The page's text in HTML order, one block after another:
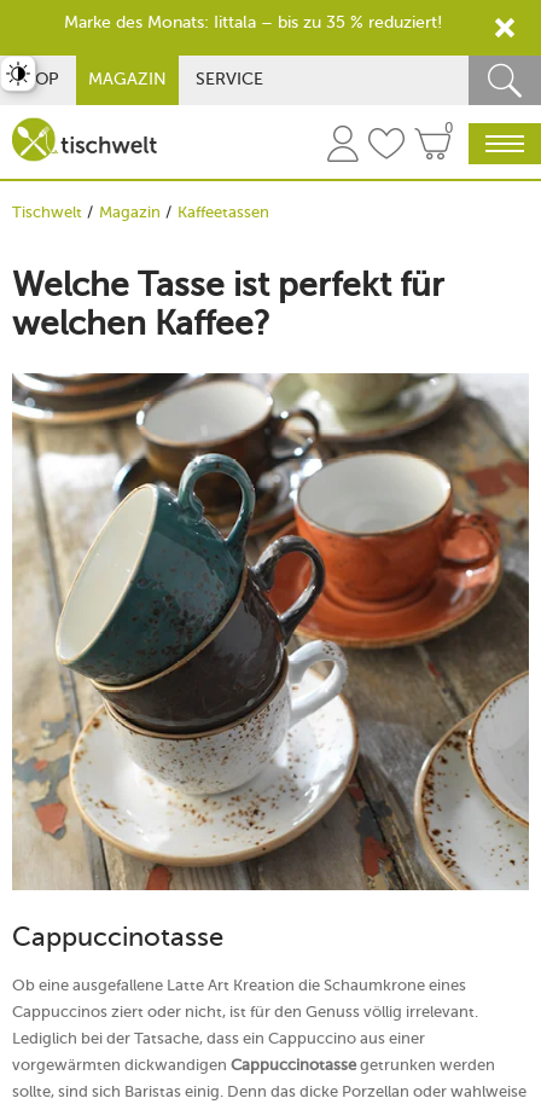
SHOP MAGAZIN SERVICE
0
Tischwelt Magazin Kaffeetassen
Welche Tasse ist perfekt für
welchen Kaffee?
Cappuccinotasse
Ob eine ausgefallene Latte Art Kreation die Schaumkrone eines
Cappuccinos ziert oder nicht, ist für den Genuss völlig irrelevant.
Lediglich bei der Tatsache, dass ein Cappuccino aus einer
vorgewärmten dickwandigen Cappuccinotassegetrunken werden
sollte, sind sich Baristas einig. Denn das dicke Porzellan oder wahlweise
umschalten
Marke des Monats: Iittala – bis zu 35 % reduziert!